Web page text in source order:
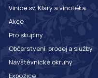
Vinice sv. Kláry a vinotéka
Akce
Pro skupiny
Občerstvení, prodej a služby
Návštěvnické okruhy
Expozice